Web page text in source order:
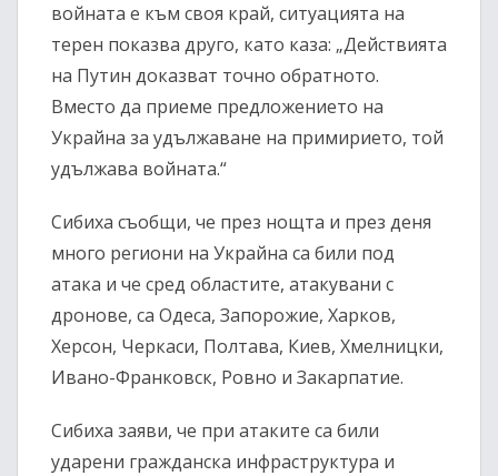
войната е към своя край, ситуацията на
терен показва друго, като каза: „Действията
на Путин доказват точно обратното.
Вместо да приеме предложението на
Украйна за удължаване на примирието, той
удължава войната.“
Сибиха съобщи, че през нощта и през деня
много региони на Украйна са били под
атака и че сред областите, атакувани с
дронове, са Одеса, Запорожие, Харков,
Херсон, Черкаси, Полтава, Киев, Хмелницки,
Ивано-Франковск, Ровно и Закарпатие.
Сибиха заяви, че при атаките са били
ударени гражданска инфраструктура и